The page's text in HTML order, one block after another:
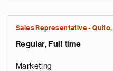
Sales Representative -
Regular, Full time
Marketing